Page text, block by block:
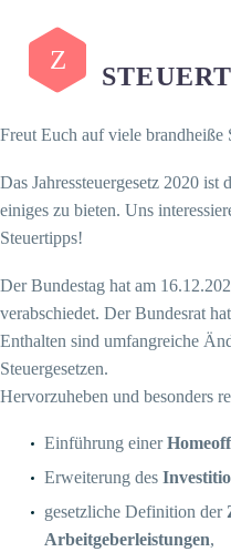
Z
Freut Euch auf viele brandheiße
Das Jahressteuergesetz 2020
einiges zu bieten. Uns
Steuertipps!
Der Bundestag hat am
verabschiedet. Der Bundesrat
Enthalten sind umfangreiche
Steuergesetzen.
Hervorzuheben und besonders
Einführung einer
Erweiterung des
gesetzliche Definition der
Arbeitgeberleistungen,